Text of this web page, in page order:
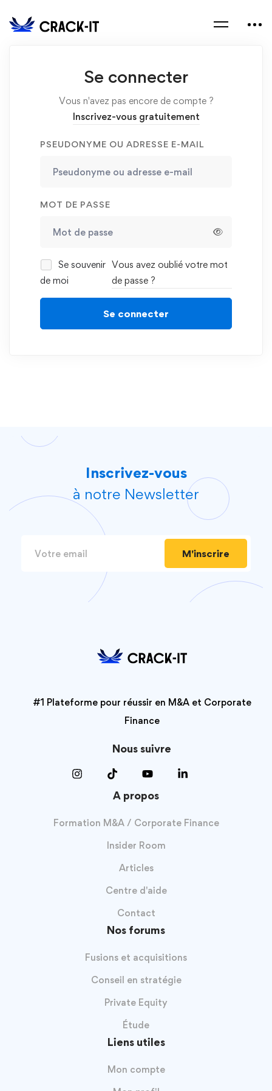
Se connecter
Vous n'avez pas encore de compte ?
Inscrivez-vous gratuitement
PSEUDONYME OU ADRESSE E-MAIL
MOT DE PASSE
Se souvenir
de moi
Vous avez oublié votre mot
de passe ?
Se connecter
Inscrivez-vous
à notre Newsletter
M'inscrire
#1 Plateforme pour réussir en M&A et Corporate
Finance
Nous suivre
A propos
Formation M&A / Corporate Finance
Insider Room
Articles
Centre d'aide
Contact
Nos forums
Fusions et acquisitions
Conseil en stratégie
Private Equity
Étude
Liens utiles
Mon compte